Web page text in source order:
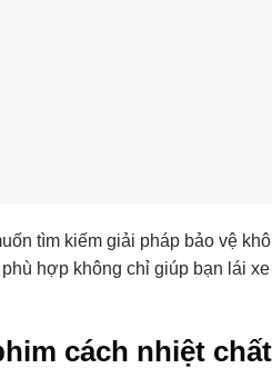
tìm kiếm giải pháp bảo vệ
phù hợp không chỉ giúp bạn lái
cách nhiệt